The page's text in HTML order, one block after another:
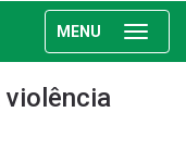
MENU
violência